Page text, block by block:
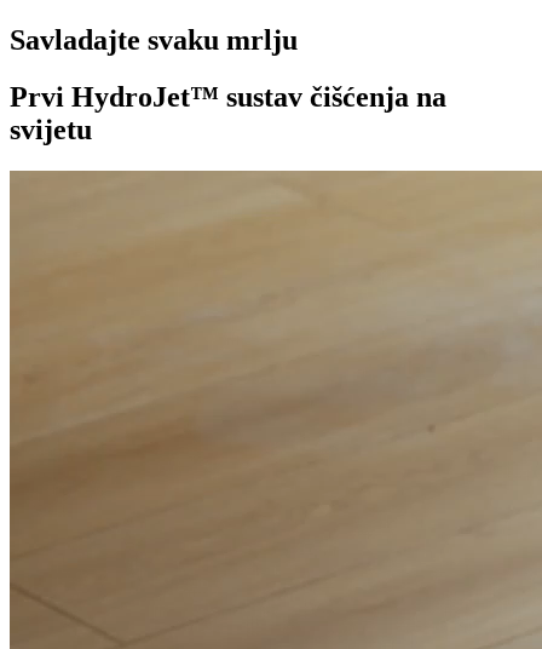
Savladajte svaku mrlju
Prvi HydroJet™ sustav čišćenja na
svijetu